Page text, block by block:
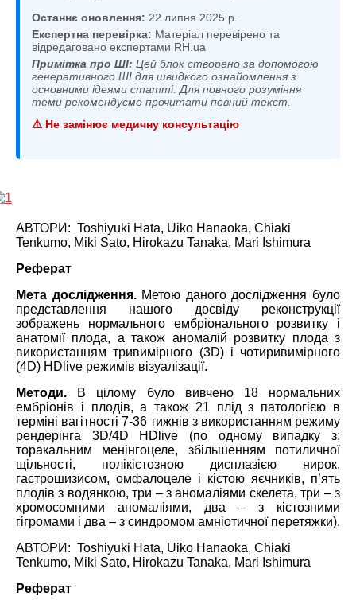
Останнє оновлення: 22 липня 2025 р.
Експертна перевірка: Матеріал перевірено та
відредаговано експертами RH.ua
Примітка про ШІ: Цей блок створено за допомогою
генеративного ШІ для швидкого ознайомлення з
основними ідеями статті. Для повного розуміння
теми рекомендуємо прочитати повний текст.
⚠️ Не замінює медичну консультацію
АВТОРИ: Toshiyuki Hata, Uiko Hanaoka, Chiaki
Tenkumo, Miki Sato, Hirokazu Tanaka, Mari Ishimura
Реферат
Мета дослідження.Метою даного дослідження було
представлення нашого досвіду реконструкції
зображень нормального ембріонального розвитку і
анатомії плода, а також аномалій розвитку плода з
використанням тривимірного (3D) і чотиривимірного
(4D) HDlive режимів візуалізації.
Методи. В цілому було вивчено 18 нормальних
ембріонів і плодів, а також 21 плід з патологією в
терміні вагітності 7-36 тижнів з використанням режиму
рендерінга 3D/4D HDlive (по одному випадку з:
торакальним менінгоцеле, збільшенням потиличної
щільності, полікістозною дисплазією нирок,
гастрошизисом, омфалоцеле і кістою яєчників, п’ять
плодів з водянкою, три – з аномаліями скелета, три – з
хромосомними аномаліями, два – з кістозними
гігромами і два – з синдромом амніотичної перетяжки).
АВТОРИ: Toshiyuki Hata, Uiko Hanaoka, Chiaki
Tenkumo, Miki Sato, Hirokazu Tanaka, Mari Ishimura
Реферат